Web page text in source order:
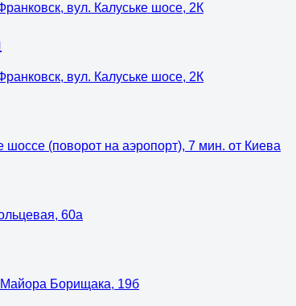
вул. Калуське шосе, 2К
вул. Калуське шосе, 2К
шоссе (поворот на аэропорт), 7 мин. от Киева
60а
Борищака, 19б